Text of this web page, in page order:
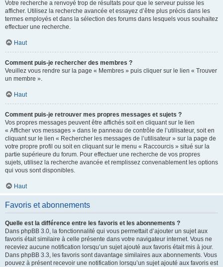
Votre recherche a renvoyé trop de résultats pour que le serveur puisse les
afficher. Utilisez la recherche avancée et essayez d’être plus précis dans les
termes employés et dans la sélection des forums dans lesquels vous souhaitez
effectuer une recherche.
Haut
Comment puis-je rechercher des membres ?
Veuillez vous rendre sur la page « Membres » puis cliquer sur le lien « Trouver
un membre ».
Haut
Comment puis-je retrouver mes propres messages et sujets ?
Vos propres messages peuvent être affichés soit en cliquant sur le lien
« Afficher vos messages » dans le panneau de contrôle de l’utilisateur, soit en
cliquant sur le lien « Rechercher les messages de l’utilisateur » sur la page de
votre propre profil ou soit en cliquant sur le menu « Raccourcis » situé sur la
partie supérieure du forum. Pour effectuer une recherche de vos propres
sujets, utilisez la recherche avancée et remplissez convenablement les options
qui vous sont disponibles.
Haut
Favoris et abonnements
Quelle est la différence entre les favoris et les abonnements ?
Dans phpBB 3.0, la fonctionnalité qui vous permettait d’ajouter un sujet aux
favoris était similaire à celle présente dans votre navigateur internet. Vous ne
receviez aucune notification lorsqu’un sujet ajouté aux favoris était mis à jour.
Dans phpBB 3.3, les favoris sont davantage similaires aux abonnements. Vous
pouvez à présent recevoir une notification lorsqu’un sujet ajouté aux favoris est